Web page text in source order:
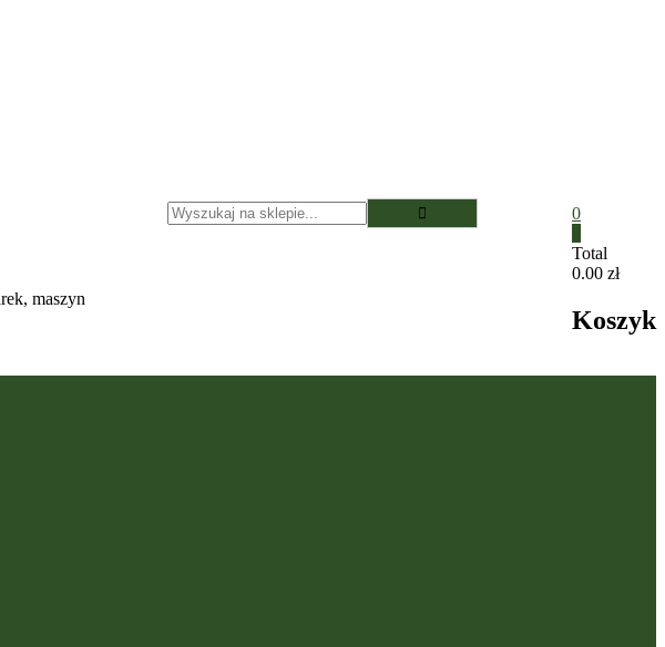
maszyn
0
Total
0.00 zł
Koszyk